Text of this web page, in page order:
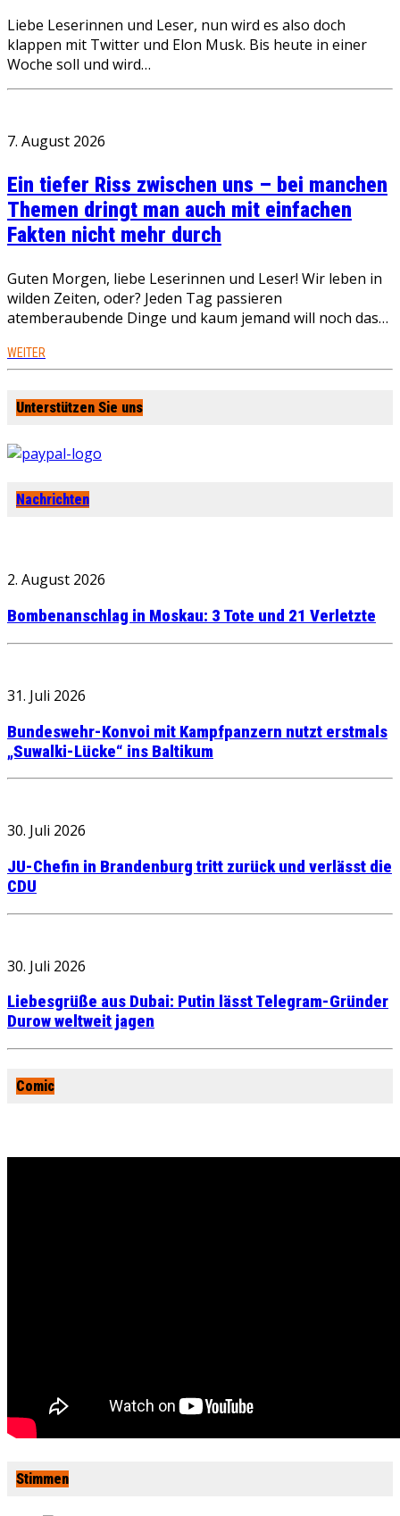
Liebe Leserinnen und Leser, nun wird es also doch
klappen mit Twitter und Elon Musk. Bis heute in einer
Woche soll und wird…
7. August 2026
Ein tiefer Riss zwischen uns – bei manchen
Themen dringt man auch mit einfachen
Fakten nicht mehr durch
Guten Morgen, liebe Leserinnen und Leser! Wir leben in
wilden Zeiten, oder? Jeden Tag passieren
atemberaubende Dinge und kaum jemand will noch das…
WEITER
Unterstützen Sie uns
Nachrichten
2. August 2026
Bombenanschlag in Moskau: 3 Tote und 21 Verletzte
31. Juli 2026
Bundeswehr-Konvoi mit Kampfpanzern nutzt erstmals
„Suwalki-Lücke“ ins Baltikum
30. Juli 2026
JU-Chefin in Brandenburg tritt zurück und verlässt die
CDU
30. Juli 2026
Liebesgrüße aus Dubai: Putin lässt Telegram-Gründer
Durow weltweit jagen
Comic
Stimmen